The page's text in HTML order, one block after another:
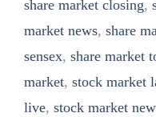
share market closing,
market news, share
sensex, share market
market, stock market
live, stock market